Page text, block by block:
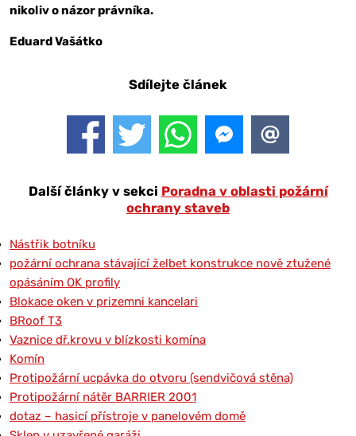
nikoliv o názor právníka.
Eduard Vašátko
Sdílejte článek
Další články v sekci Poradna v oblasti požární
ochrany staveb
Nástřik botníku
požární ochrana stávající želbet konstrukce nově ztužené
opásáním OK profily
Blokace oken v prizemni kancelari
BRoof T3
Vaznice dř.krovu v blízkosti komína
Komín
Protipožární ucpávka do otvoru (sendvičová stěna)
Protipožární nátěr BARRIER 2001
dotaz – hasicí přístroje v panelovém domě